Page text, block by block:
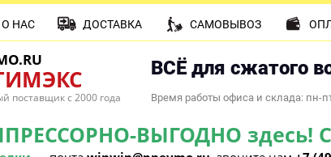
поставщик с 2000 года
ВСЁ для сжатого
Время работы офиса и склада: пн-
ВЫГОДНО здесь!
О НАС ДОСТАВКА САМОВЫВОЗ